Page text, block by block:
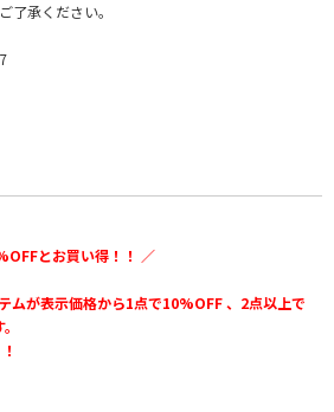
了承ください。
とお買い得！！ ／
ムが表示価格から1点で10%OFF 、2点以上で